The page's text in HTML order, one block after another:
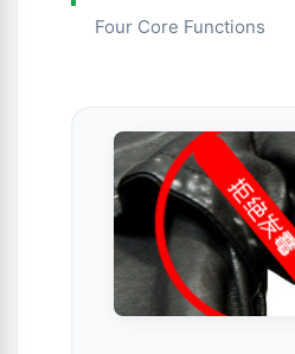
Four Core Functions